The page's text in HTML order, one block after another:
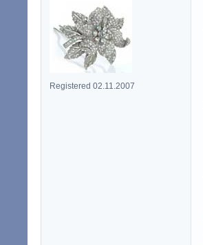
Registered 02.11.2007